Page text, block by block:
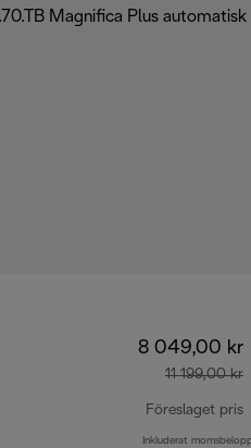
8 049,00 kr
11 199,00 kr
Föreslaget pris
Inkluderat